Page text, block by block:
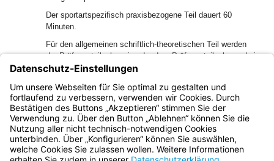
Der sportartspezifisch praxisbezogene Teil dauert 60
Minuten.
Für den allgemeinen schriftlich-theoretischen Teil werden
der Prüfungsteilnehmerin oder dem Prüfungsteilnehmer drei
Aufgaben vorgelegt, von denen sie oder er eine Aufgabe
Arbeitszeit: 180 Minuten.
Bayern.de
BayernPortal